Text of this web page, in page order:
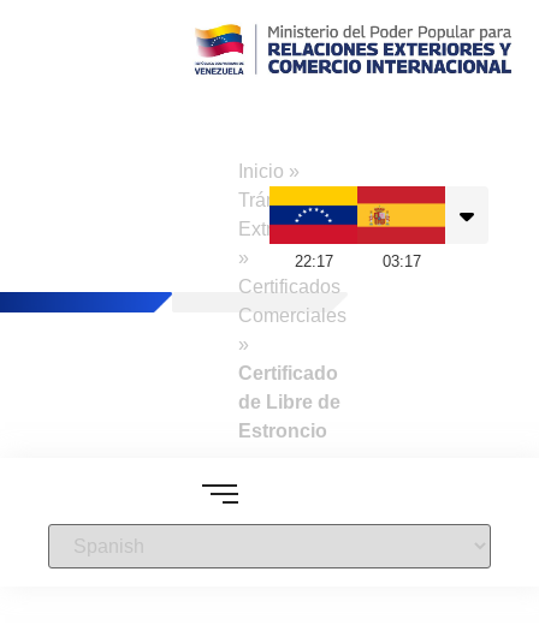
Inicio »
Trámites a
Extranjeros
»
Certificados
Comerciales
»
Certificado
de Libre de
Estroncio
22:17 03:17